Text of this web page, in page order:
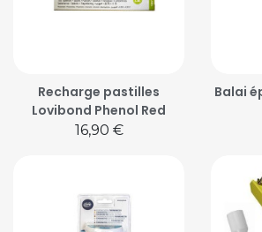
Recharge pastilles
Lovibond Phenol Red
Prix
16,90 €
Balai